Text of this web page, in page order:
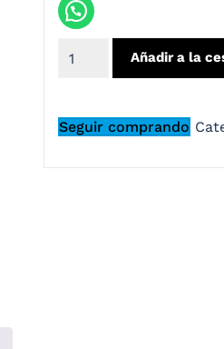
Añadir a la
Seguir comprando